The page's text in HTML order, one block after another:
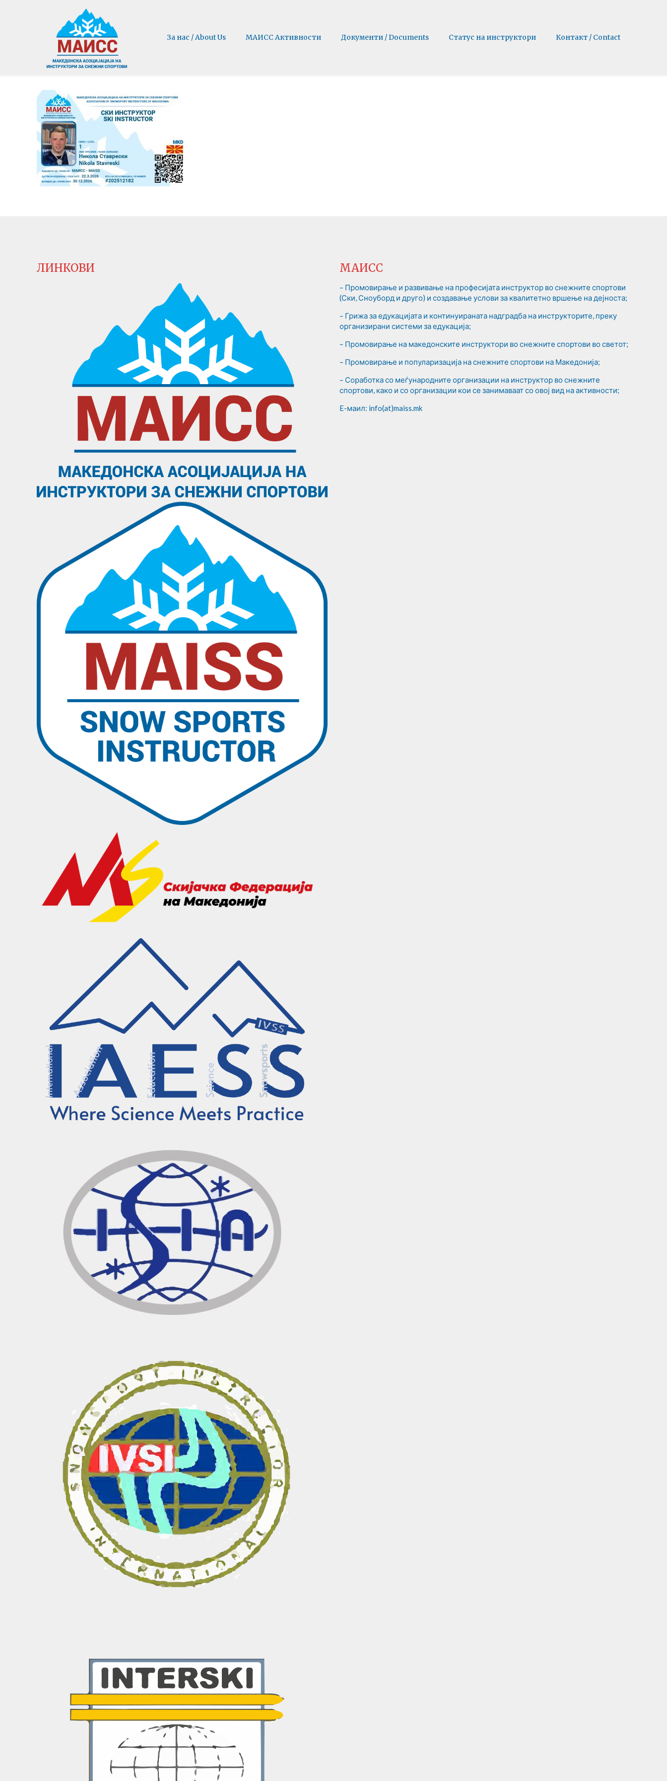
За нас / About Us МАИСС Активности Документи / Documents Статус на инструктори Контакт / Contact
ЛИНКОВИ МАИСС
– Промовирање и развивање на професијата инструктор во снежните спортови
(Ски, Сноуборд и друго) и создавање услови за квалитетно вршење на дејноста;
– Грижа за едукацијата и континуираната надградба на инструкторите, преку
организирани системи за едукација;
– Промовирање на македонските инструктори во снежните спортови во светот;
– Промовирање и популаризација на снежните спортови на Македонија;
– Соработка со меѓународните организации на инструктор во снежните
спортови, како и со организации кои се занимаваат со овој вид на активности;
E-маил: info(at)maiss.mk